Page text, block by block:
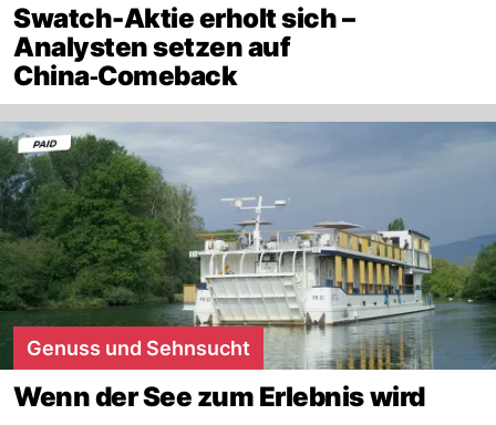
Swatch-Aktie erholt sich –
Analysten setzen auf
China‑Comeback
Genuss und Sehnsucht
Wenn der See zum Erlebnis wird